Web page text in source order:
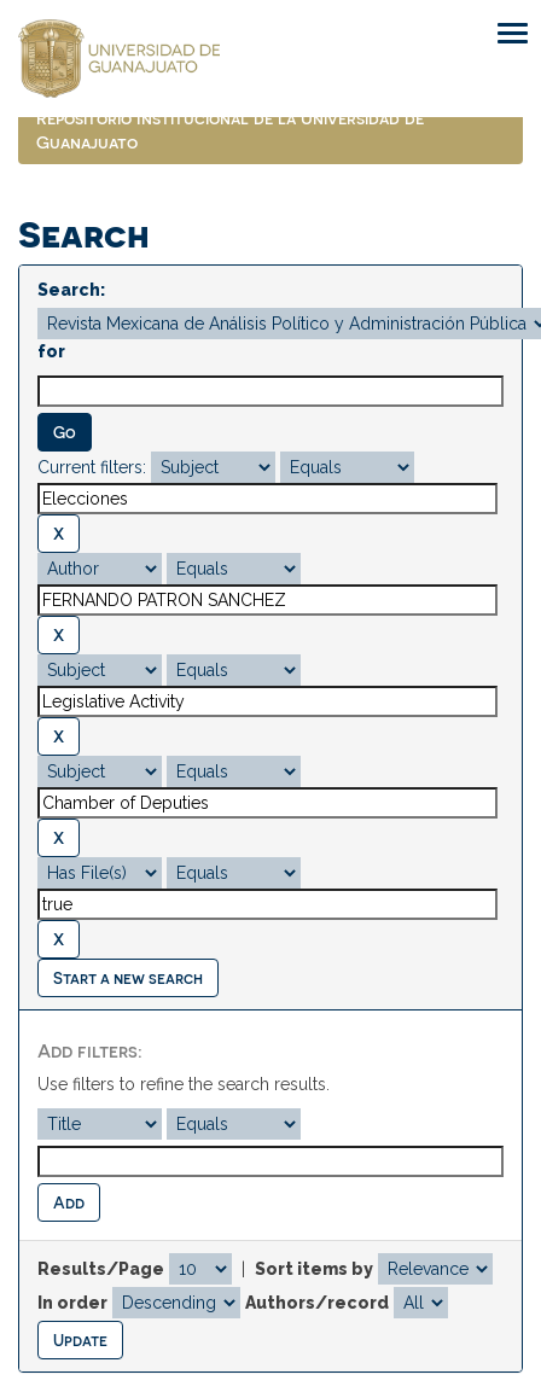
navigation
Repositorio Institucional de la Universidad de
Guanajuato
Search
Search:
for
Current filters:
Start a new search
Add filters:
Use filters to refine the search results.
Results/Page
Sort items by
In order
Authors/record